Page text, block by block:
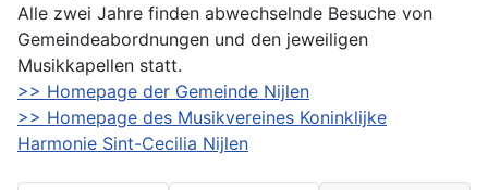
Alle zwei Jahre finden abwechselnde Besuche von
Gemeindeabordnungen und den jeweiligen
Musikkapellen statt.
>> Homepage der Gemeinde Nijlen
>> Homepage des Musikvereines Koninklijke
Harmonie Sint-Cecilia Nijlen